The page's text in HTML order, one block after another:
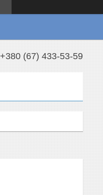
+380 (67) 433-53-59